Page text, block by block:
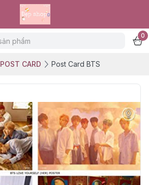
0
POST CARD Post Card BTS